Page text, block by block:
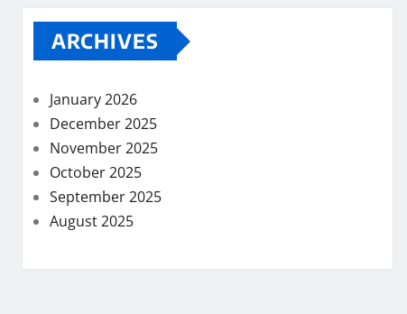
ARCHIVES
January 2026
December 2025
November 2025
October 2025
September 2025
August 2025